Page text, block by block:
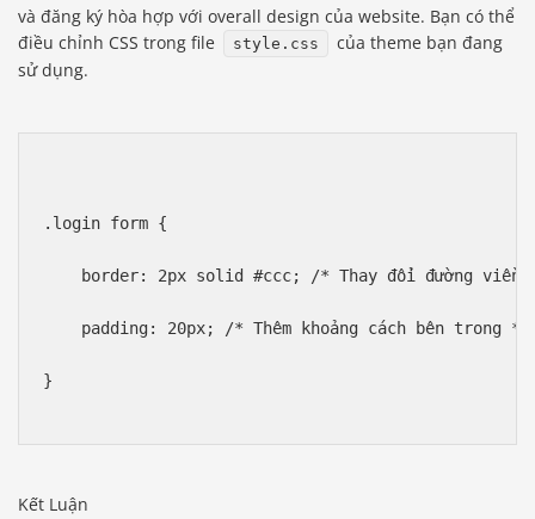
và đăng ký hòa hợp với overall design của website. Bạn có thể
điều chỉnh CSS trong file
style.css
của theme bạn đang
sử dụng.
.login form {
border: 2px solid #ccc; /* Thay đổi đường viền
    padding: 20px; /* Thêm khoảng cách bên trong */
}
Kết Luận